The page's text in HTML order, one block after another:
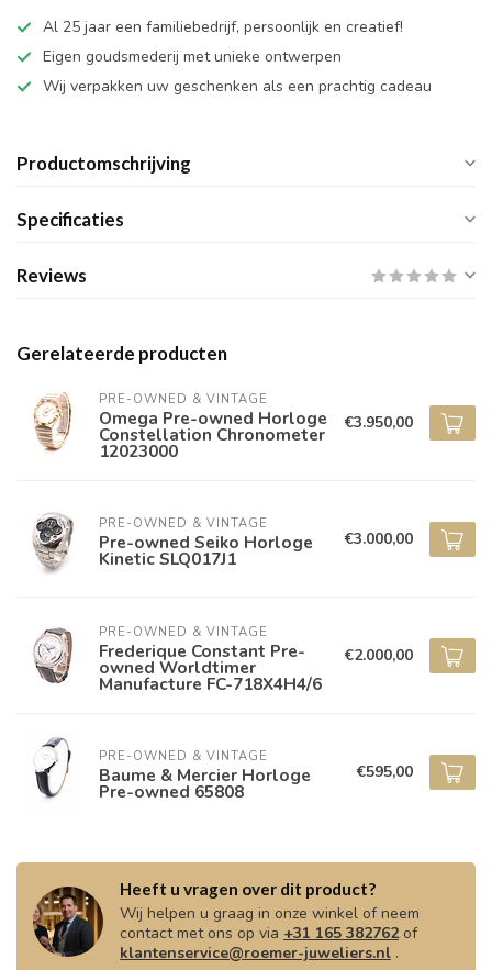
Al 25 jaar een familiebedrijf, persoonlijk en creatief!
Eigen goudsmederij met unieke ontwerpen
Wij verpakken uw geschenken als een prachtig cadeau
Productomschrijving
Specificaties
Reviews
Gerelateerde producten
PRE-OWNED & VINTAGE
Omega Pre-owned Horloge
Constellation Chronometer
12023000
€3.950,00
PRE-OWNED & VINTAGE
Pre-owned Seiko Horloge
Kinetic SLQ017J1
€3.000,00
PRE-OWNED & VINTAGE
Frederique Constant Pre-
owned Worldtimer
Manufacture FC-718X4H4/6
€2.000,00
PRE-OWNED & VINTAGE
Baume & Mercier Horloge
Pre-owned 65808
€595,00
Heeft u vragen over dit product?
Wij helpen u graag in onze winkel of neem
contact met ons op via +31 165 382762of
klantenservice@roemer-juweliers.nl .